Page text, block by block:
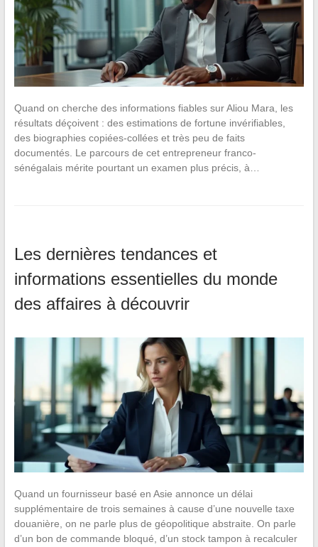
Quand on cherche des informations fiables sur Aliou Mara, les
résultats déçoivent : des estimations de fortune invérifiables,
des biographies copiées-collées et très peu de faits
documentés. Le parcours de cet entrepreneur franco-
sénégalais mérite pourtant un examen plus précis, à…
Les dernières tendances et
informations essentielles du monde
des affaires à découvrir
Quand un fournisseur basé en Asie annonce un délai
supplémentaire de trois semaines à cause d’une nouvelle taxe
douanière, on ne parle plus de géopolitique abstraite. On parle
d’un bon de commande bloqué, d’un stock tampon à recalculer